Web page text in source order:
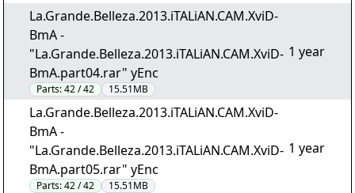
La.Grande.Belleza.2013.iTALiAN.CAM.XviD-
BmA -
"La.Grande.Belleza.2013.iTALiAN.CAM.XviD-
BmA.part04.rar" yEnc
Parts:42 / 42 15.51MB
1 year
La.Grande.Belleza.2013.iTALiAN.CAM.XviD-
BmA -
"La.Grande.Belleza.2013.iTALiAN.CAM.XviD-
BmA.part05.rar" yEnc
Parts:42 / 42 15.51MB
1 year